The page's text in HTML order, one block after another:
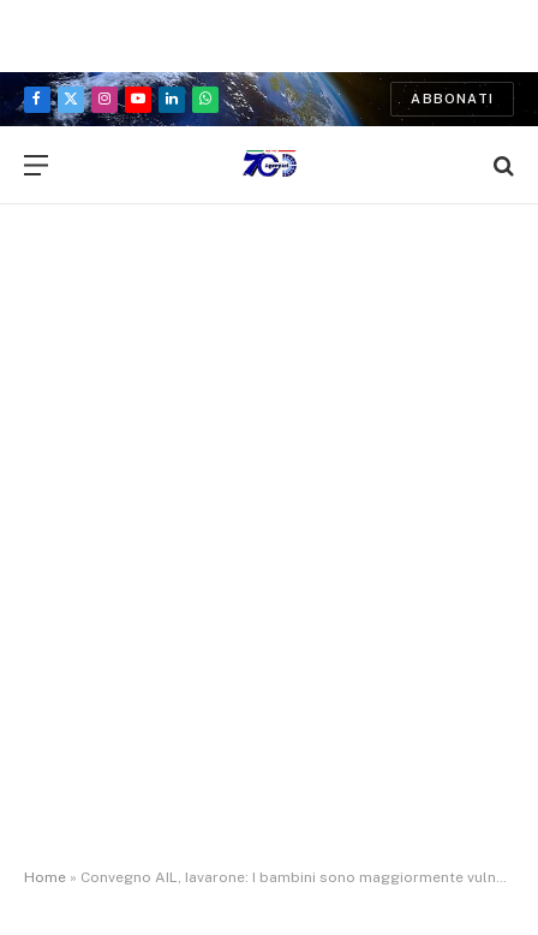
Facebook
X
Instagram
YouTubeLinkedInWhatsApp
ABBONATI
Home » Convegno AIL, Iavarone: I bambini sono maggiormente vulnerabili all’effetto dell’inquinamento ambientale